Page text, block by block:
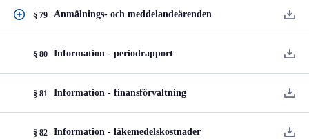
§ 79 Anmälnings- och meddelandeärenden
§ 80 Information - periodrapport
§ 81 Information - finansförvaltning
§ 82 Information - läkemedelskostnader